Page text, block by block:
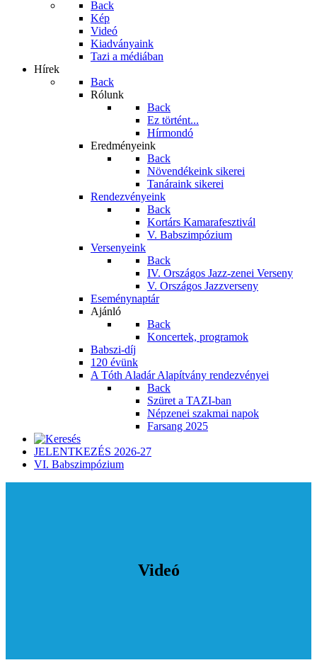
Back
Kép
Videó
Kiadványaink
Tazi a médiában
Hírek
Back
Rólunk
Back
Ez történt...
Hírmondó
Eredményeink
Back
Növendékeink sikerei
Tanáraink sikerei
Rendezvényeink
Back
Kortárs Kamarafesztivál
V. Babszimpózium
Versenyeink
Back
IV. Országos Jazz-zenei Verseny
V. Országos Jazzverseny
Eseménynaptár
Ajánló
Back
Koncertek, programok
Babszi-díj
120 évünk
A Tóth Aladár Alapítvány rendezvényei
Back
Szüret a TAZI-ban
Népzenei szakmai napok
Farsang 2025
JELENTKEZÉS 2026-27
VI. Babszimpózium
Videó